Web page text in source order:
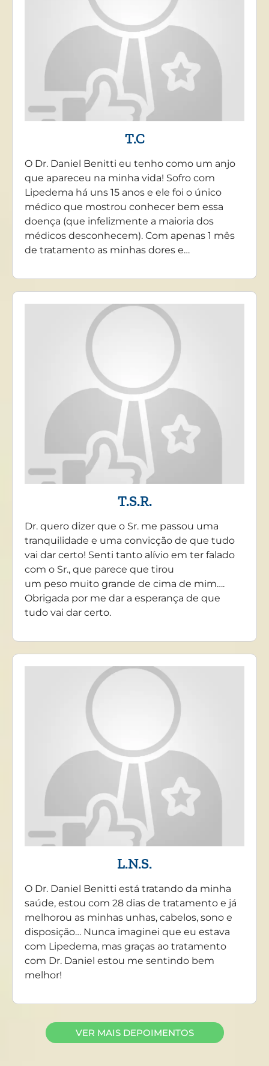
T.C
O Dr. Daniel Benitti eu tenho como um anjo
que apareceu na minha vida! Sofro com
Lipedema há uns 15 anos e ele foi o único
médico que mostrou conhecer bem essa
doença (que infelizmente a maioria dos
médicos desconhecem). Com apenas 1 mês
de tratamento as minhas dores e…
T.S.R.
Dr. quero dizer que o Sr. me passou uma
tranquilidade e uma convicção de que tudo
vai dar certo! Senti tanto alívio em ter falado
com o Sr., que parece que tirou
um peso muito grande de cima de mim….
Obrigada por me dar a esperança de que
tudo vai dar certo.
L.N.S.
O Dr. Daniel Benitti está tratando da minha
saúde, estou com 28 dias de tratamento e já
melhorou as minhas unhas, cabelos, sono e
disposição… Nunca imaginei que eu estava
com Lipedema, mas graças ao tratamento
com Dr. Daniel estou me sentindo bem
melhor!
VER MAIS DEPOIMENTOS